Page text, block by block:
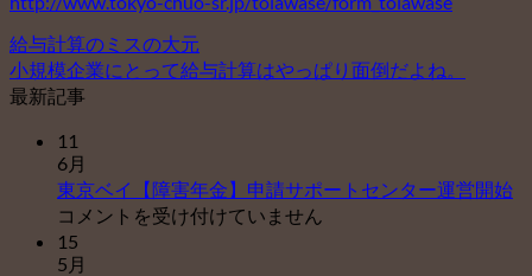
給与計算のミスの大元
小規模企業にとって給与計算はやっぱり面倒だよね。
最新記事
11
6月
東京ベイ【障害年金】申請サポートセンター運営開始東
コメントを受け付けていません
15
5月